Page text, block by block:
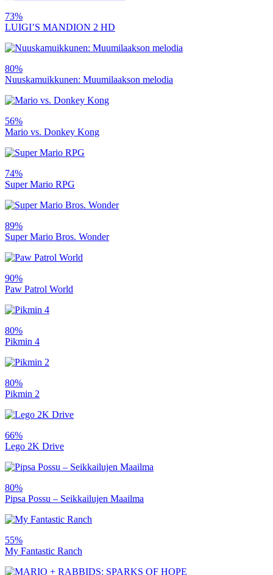
73%
LUIGI’S MANDION 2 HD
80%
Nuuskamuikkunen: Muumilaakson melodia
56%
Mario vs. Donkey Kong
74%
Super Mario RPG
89%
Super Mario Bros. Wonder
90%
Paw Patrol World
80%
Pikmin 4
80%
Pikmin 2
66%
Lego 2K Drive
80%
Pipsa Possu – Seikkailujen Maailma
55%
My Fantastic Ranch